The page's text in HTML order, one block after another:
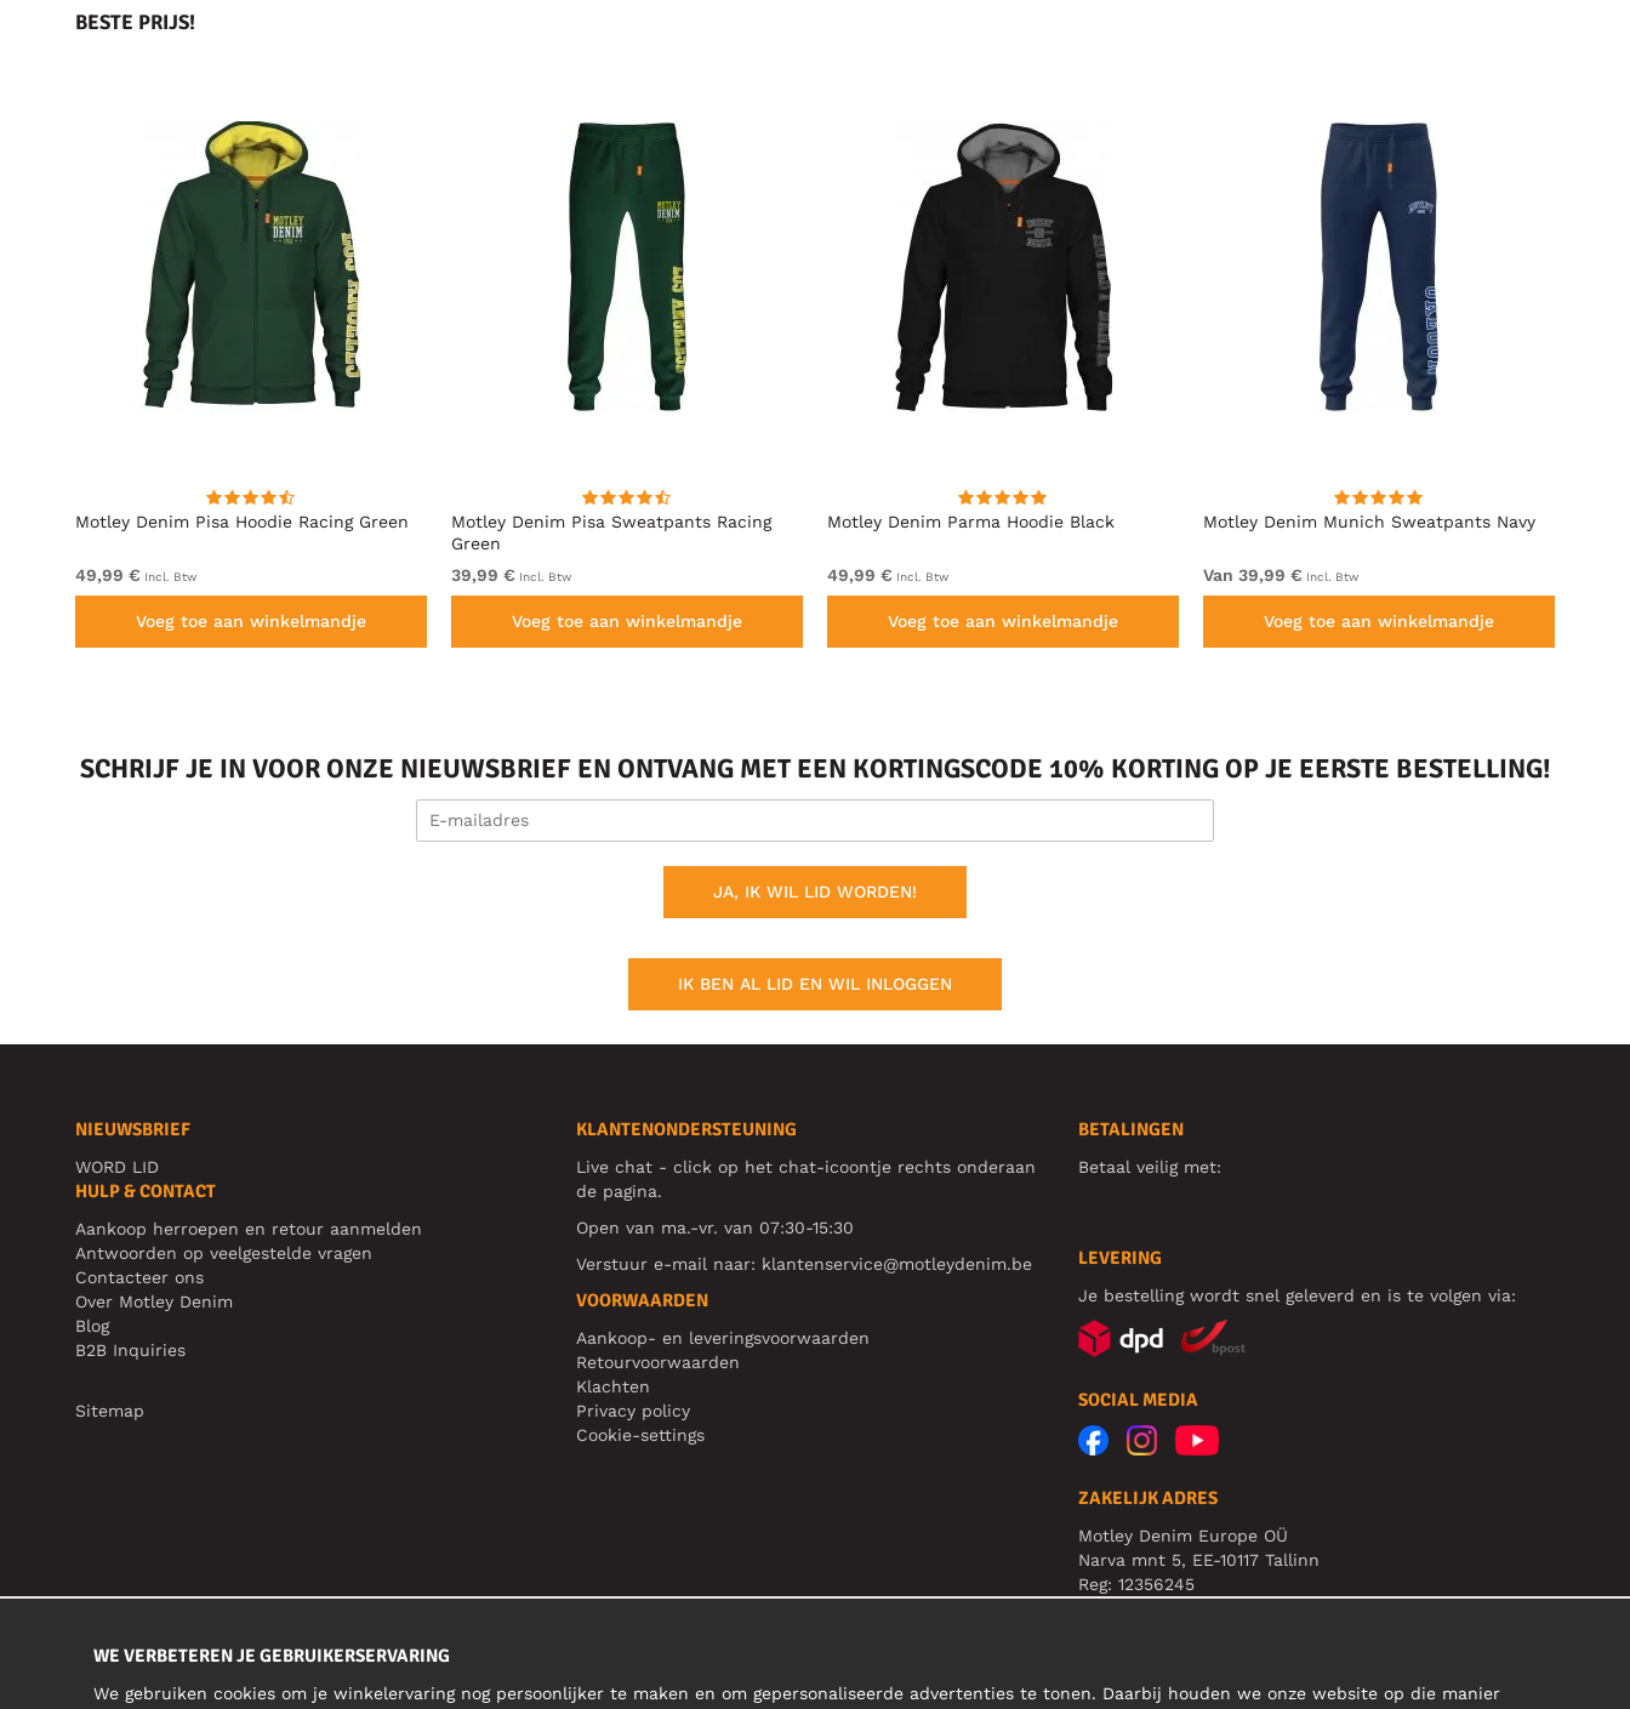
BESTE PRIJS!
Motley Denim Pisa Hoodie Racing Green
49,99 € Incl. Btw
Voeg toe aan winkelmandje
Motley Denim Pisa Sweatpants Racing
Green
39,99 € Incl. Btw
Voeg toe aan winkelmandje
Motley Denim Parma Hoodie Black
49,99 € Incl. Btw
Voeg toe aan winkelmandje
Motley Denim Munich Sweatpants Navy
Van 39,99 € Incl. Btw
Voeg toe aan winkelmandje
SCHRIJF JE IN VOOR ONZE NIEUWSBRIEF EN ONTVANG MET EEN KORTINGSCODE 10% KORTING OP JE EERSTE BESTELLING!
JA, IK WIL LID WORDEN!
IK BEN AL LID EN WIL INLOGGEN
NIEUWSBRIEF
WORD LID
HULP & CONTACT
Aankoop herroepen en retour aanmelden
Antwoorden op veelgestelde vragen
Contacteer ons
Over Motley Denim
Blog
B2B Inquiries
Sitemap
KLANTENONDERSTEUNING
Live chat - click op het chat-icoontje rechts onderaan
de pagina.
Open van ma.-vr. van 07:30-15:30
Verstuur e-mail naar: klantenservice@motleydenim.be
VOORWAARDEN
Aankoop- en leveringsvoorwaarden
Retourvoorwaarden
Klachten
Privacy policy
Cookie-settings
BETALINGEN
Betaal veilig met:
LEVERING
Je bestelling wordt snel geleverd en is te volgen via:
SOCIAL MEDIA
ZAKELIJK ADRES
Motley Denim Europe OÜ
Narva mnt 5, EE-10117 Tallinn
Reg: 12356245
WE VERBETEREN JE GEBRUIKERSERVARING
We gebruiken cookies om je winkelervaring nog persoonlijker te maken en om gepersonaliseerde advertenties te tonen. Daarbij houden we onze website op die manier